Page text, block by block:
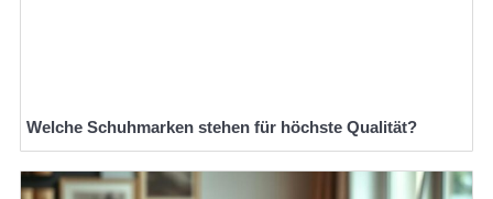
Welche Schuhmarken stehen für höchste Qualität?